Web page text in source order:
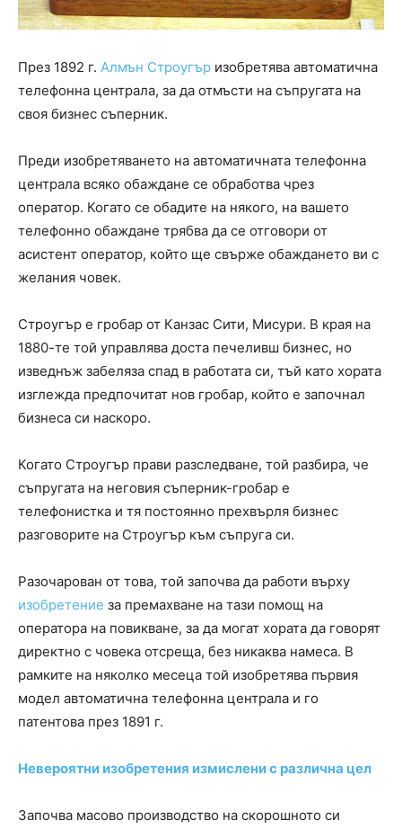
През 1892 г. Алмън Строугър изобретява автоматична
телефонна централа, за да отмъсти на съпругата на
своя бизнес съперник.
Преди изобретяването на автоматичната телефонна
централа всяко обаждане се обработва чрез
оператор. Когато се обадите на някого, на вашето
телефонно обаждане трябва да се отговори от
асистент оператор, който ще свърже обаждането ви с
желания човек.
Строугър е гробар от Канзас Сити, Мисури. В края на
1880-те той управлява доста печеливш бизнес, но
изведнъж забеляза спад в работата си, тъй като хората
изглежда предпочитат нов гробар, който е започнал
бизнеса си наскоро.
Когато Строугър прави разследване, той разбира, че
съпругата на неговия съперник-гробар е
телефонистка и тя постоянно прехвърля бизнес
разговорите на Строугър към съпруга си.
Разочарован от това, той започва да работи върху
изобретение за премахване на тази помощ на
оператора на повикване, за да могат хората да говорят
директно с човека отсреща, без никаква намеса. В
рамките на няколко месеца той изобретява първия
модел автоматична телефонна централа и го
патентова през 1891 г.
Невероятни изобретения измислени с различна цел
Започва масово производство на скорошното си